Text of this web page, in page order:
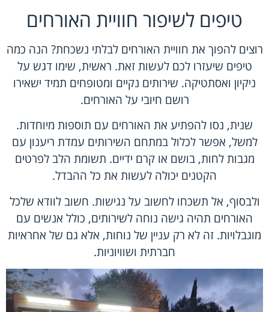
טיפים לשיפור חוויית האורחים
רוצים להפוך את חוויית האורחים לבלתי נשכחת? הנה כמה
טיפים שיעזרו לכם לעשות זאת. ראשית, שימו דגש על
ניקיון ואסתטיקה. שירותים נקיים ומטופחים תמיד ישאירו
רושם חיובי על האורחים.
שנית, נסו להפתיע את האורחים עם תוספות מיוחדות.
למשל, אפשר לכלול במתחם השירותים עמדת ריענון עם
מגבות לחות, בושם או קרם ידיים. תשומת הלב לפרטים
הקטנים יכולה לעשות את כל ההבדל.
ולבסוף, אל תשכחו לחשוב על נגישות. חשוב לוודא שלכל
האורחים תהיה גישה נוחה לשירותים, כולל אנשים עם
מוגבלויות. זה לא רק עניין של נוחות, אלא גם של אחראיות
חברתית ושוויוניות.